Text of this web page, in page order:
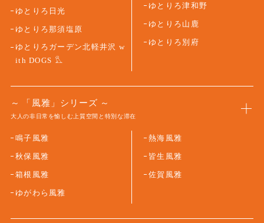
ゆとりろ日光
ゆとりろ那須塩原
ゆとりろガーデン北軽井沢 w
ith DOGS
ゆとりろ津和野
ゆとりろ山鹿
ゆとりろ別府
「風雅」シリーズ
大人の非日常を愉しむ上質空間と特別な滞在
鳴子風雅
秋保風雅
箱根風雅
ゆがわら風雅
熱海風雅
皆生風雅
佐賀風雅